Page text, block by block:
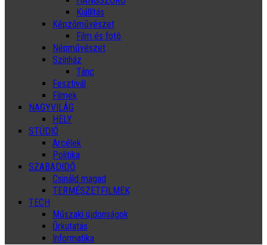
Kiállítás
Képzőművészet
Film és fotó
Népművészet
Színház
Tánc
Fesztivál
Filmek
NAGYVILÁG
HELY
STÚDIÓ
Arcélek
Politika
SZABADIDŐ
Csináld magad
TERMÉSZETFILMEK
TECH
Műszaki újdonságok
Űrkutatás
Informatika